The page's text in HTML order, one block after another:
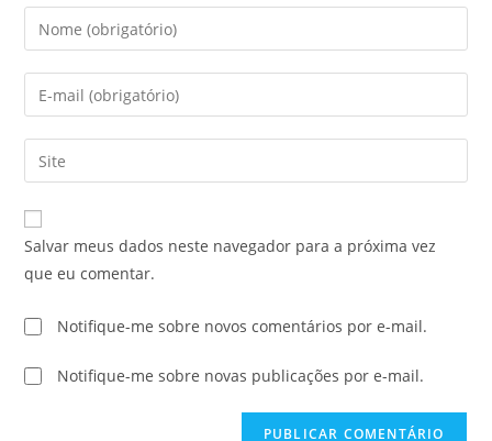
Salvar meus dados neste navegador para a próxima vez
que eu comentar.
Notifique-me sobre novos comentários por e-mail.
Notifique-me sobre novas publicações por e-mail.